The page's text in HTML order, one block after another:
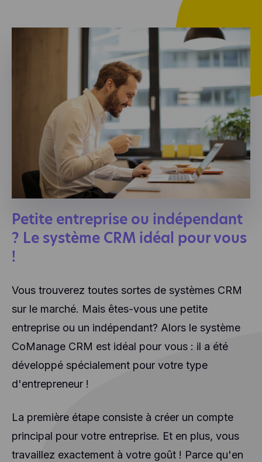
Petite entreprise ou indépendant
? Le système CRM idéal pour vous
!
Vous trouverez toutes sortes de systèmes CRM
sur le marché. Mais êtes-vous une petite
entreprise ou un indépendant? Alors le système
CoManage CRM est idéal pour vous : il a été
développé spécialement pour votre type
d'entrepreneur !
La première étape consiste à créer un compte
principal pour votre entreprise. Et en plus, vous
travaillez exactement à votre goût ! Parce qu'en